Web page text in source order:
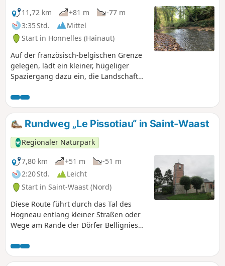
11,72 km +81 m
-77 m
3:35 Std.
Mittel
Start in Honnelles (Hainaut)
Auf der französisch-belgischen Grenze
gelegen, lädt ein kleiner, hügeliger
Spaziergang dazu ein, die Landschaft
entdecken. Ein Teil der Strecke folgt
dem Lauf der Grande Honnelle, einem
charmanten Bach. Die Strecke führt
auch am berühmten „Caillou qui Bique”
vorbei.
Rundweg „Le Pissotiau“ in Saint-Waast
Regionaler Naturpark
7,80 km
+51 m
-51 m
2:20 Std.
Leicht
Start in Saint-Waast (Nord)
Diese Route führt durch das Tal des
Hogneau entlang kleiner Straßen oder
Wege am Rande der Dörfer Bellignies